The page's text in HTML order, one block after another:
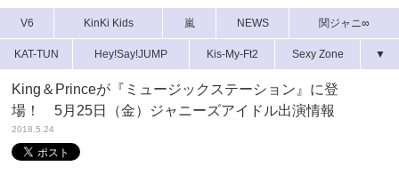
V6 KinKi Kids 嵐 NEWS 関ジャニ∞
KAT-TUN Hey!Say!JUMP Kis-My-Ft2 Sexy Zone ▼
King＆Princeが『ミュージックステーション』に登
場！ 5月25日（金）ジャニーズアイドル出演情報
2018.5.24